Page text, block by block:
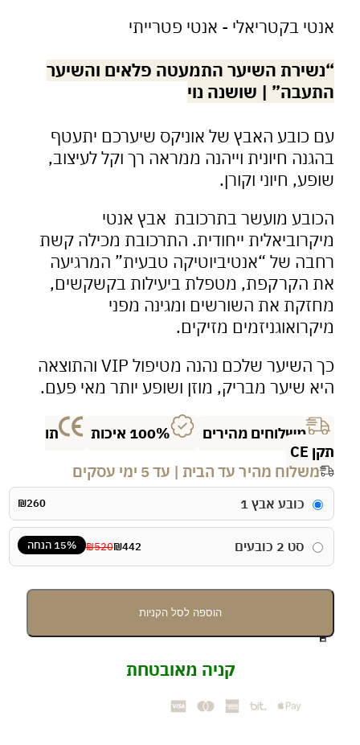
בקטריאלי - אנטי פטרייתי
השיער התמעטה פלאים והשיער
| שושנה נוי
כובע האבץ של אוניקס שיערכם יתעטף
חיונית וייהנה ממראה רך וקל לעיצוב,
חיוני וקורן.
מועשר בתרכובת אבץ אנטי
ייחודית. התרכובת מכילה קשת
של “אנטיביוטיקה טבעית” המרגיעה
הקרקפת, מטפלת ביעילות בקשקשים,
את השורשים ומגינה מפני
מזיקים.
כך השיער שלכם נהנה מטיפול VIP והתוצאה
שיער מבריק, מוזן ושופע יותר מאי פעם.
משלוחים מהירים 100% איכות
תו
מהיר עד הבית | עד 5 ימי עסקים
כובע אבץ 1
15% הנחה ₪520
הוספה לסל הקניות
קניה מאובטחת